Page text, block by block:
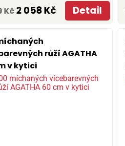
Kč 2 058 Kč Detail
růží AGATHA
v kytici